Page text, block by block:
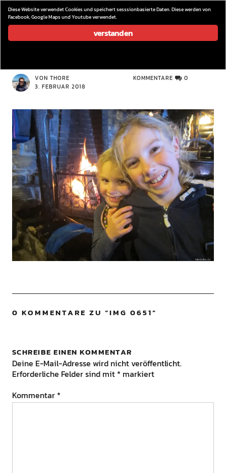
wieder los…
VON THORE
3. FEBRUAR 2018
KOMMENTARE 0
0 KOMMENTARE ZU “IMG 0651”
SCHREIBE EINEN KOMMENTAR
Deine E-Mail-Adresse wird nicht veröffentlicht.
Erforderliche Felder sind mit * markiert
Kommentar *
Diese Website verwendet Cookies und speichert sesssionbasierte Daten. Diese werden von
Facebook, Google Maps und Youtube verwendet.
verstanden